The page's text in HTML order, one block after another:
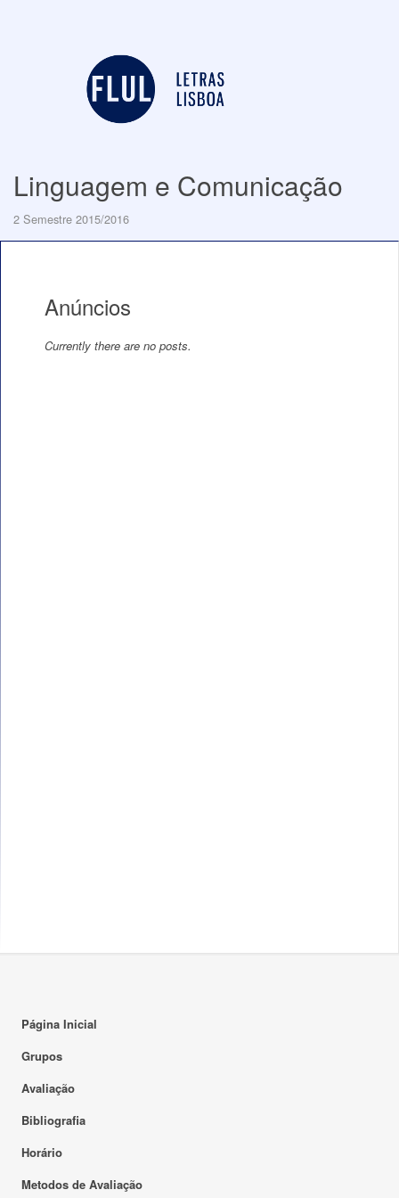
Linguagem e Comunicação
2 Semestre 2015/2016
Anúncios
Currently there are no posts.
Página Inicial
Grupos
Avaliação
Bibliografia
Horário
Metodos de Avaliação